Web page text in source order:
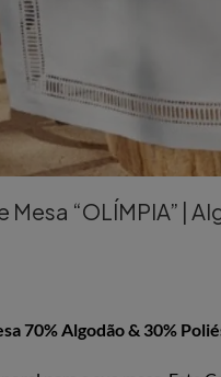
Imagem
Mesa “OLÍMPIA” |
70% Algodão & 30%